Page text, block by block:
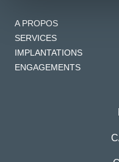
A PROPOS
SERVICES
IMPLANTATIONS
ENGAGEMENTS